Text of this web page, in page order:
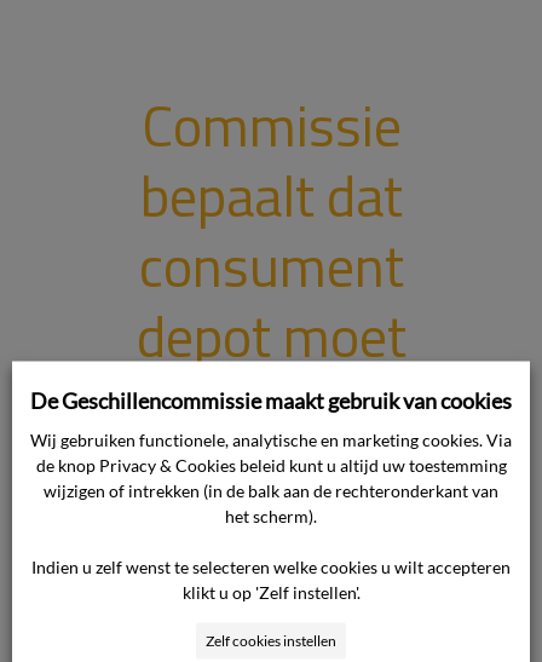
Commissie
bepaalt dat
consument
depot moet
storten voor
betwiste
jaarnota
Waar gaat de uitspraak over? De
consument betwist een jaarnota van
De Geschillencommissie maakt gebruik van cookies
Wij gebruiken functionele, analytische en marketing cookies. Via
de knop Privacy & Cookies beleid kunt u altijd uw toestemming
wijzigen of intrekken (in de balk aan de rechteronderkant van
het scherm).
Indien u zelf wenst te selecteren welke cookies u wilt accepteren
klikt u op 'Zelf instellen'.
Zelf cookies instellen